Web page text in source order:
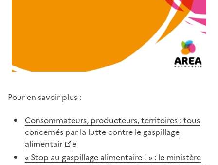
Pour en savoir plus :
Consommateurs, producteurs, territoires : tous
concernés par la lutte contre le gaspillage
alimentair
e
« Stop au gaspillage alimentaire ! » : le ministère